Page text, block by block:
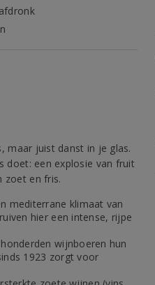
maar juist danst in je glas.
doet: een explosie van fruit
zoet en fris.
mediterrane klimaat van
hier een intense, rijpe
wijnboeren hun
1923 zorgt voor